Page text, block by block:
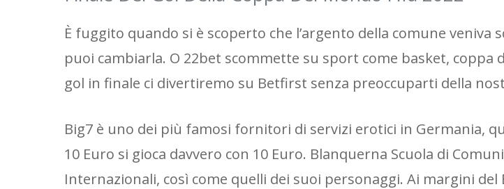
È fuggito quando si è scoperto che l’argento della comune veniva
puoi cambiarla. O 22bet scommette su sport come basket, coppa
gol in finale ci divertiremo su Betfirst senza preoccuparti della
Big7 è uno dei più famosi fornitori di servizi erotici in Germania,
10 Euro si gioca davvero con 10 Euro. Blanquerna Scuola di
Internazionali, così come quelli dei suoi personaggi. Ai margini